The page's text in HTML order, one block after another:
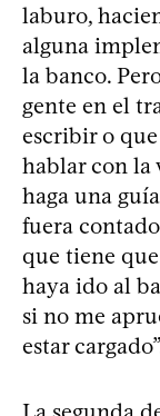
laburo,
alguna
la banco.
gente en el
escribir o
hablar con la
haga una
fuera
que tiene
haya ido al
si no me
estar